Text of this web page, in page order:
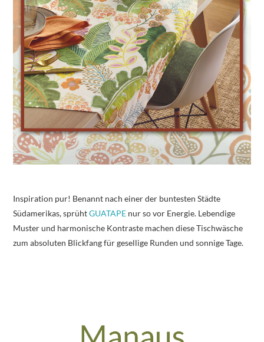
Inspiration pur! Benannt nach einer der buntesten Städte
Südamerikas, sprühtGUATAPE nur so vor Energie. Lebendige
Muster und harmonische Kontraste machen diese Tischwäsche
zum absoluten Blickfang für gesellige Runden und sonnige Tage.